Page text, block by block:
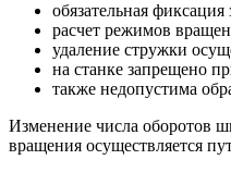
обязательная
расчет режимов
удаление стружки
на станке запрещено
также недопустима
Изменение числа оборотов
вращения осуществляется